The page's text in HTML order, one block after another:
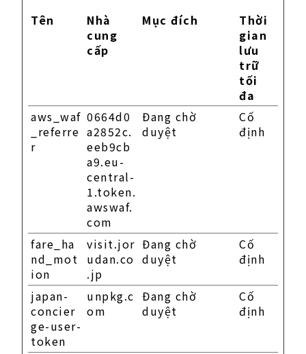
Tên
Nhà
cung
cấp
Mục đích
Thời
gian
lưu
trữ
tối
đa
aws_waf
_referre
r
0664d0
a2852c.
eeb9cb
a9.eu-
central-
1.token.
awswaf.
com
Đang chờ
duyệt
Cố
định
fare_ha
nd_mot
ion
visit.jor
udan.co
.jp
Đang chờ
duyệt
Cố
định
japan-
concier
ge-user-
token
unpkg.c
om
Đang chờ
duyệt
Cố
định